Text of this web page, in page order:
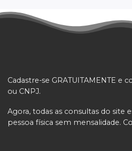
Cadastre-se GRATUITAMENTE e
ou CNPJ.
Agora, todas as consultas do site
pessoa física sem mensalidade.